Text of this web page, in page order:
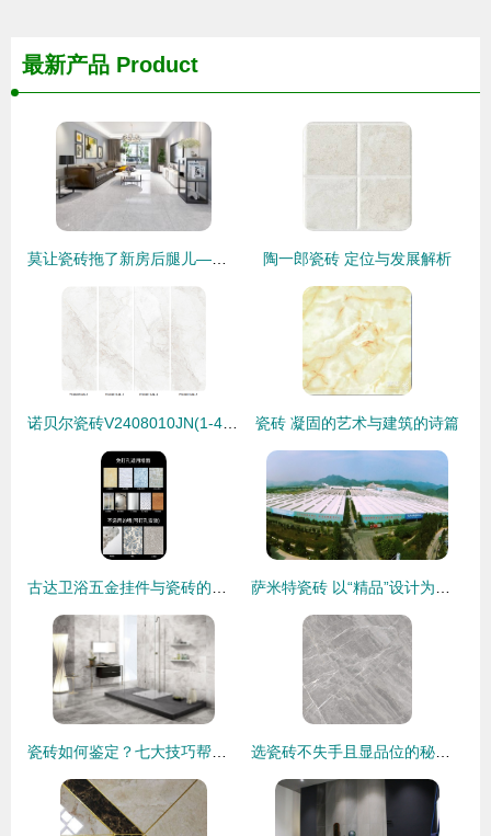
最新产品 Product
陶一郎瓷砖 定位与发展解析
瓷砖 凝固的艺术与建筑的诗篇